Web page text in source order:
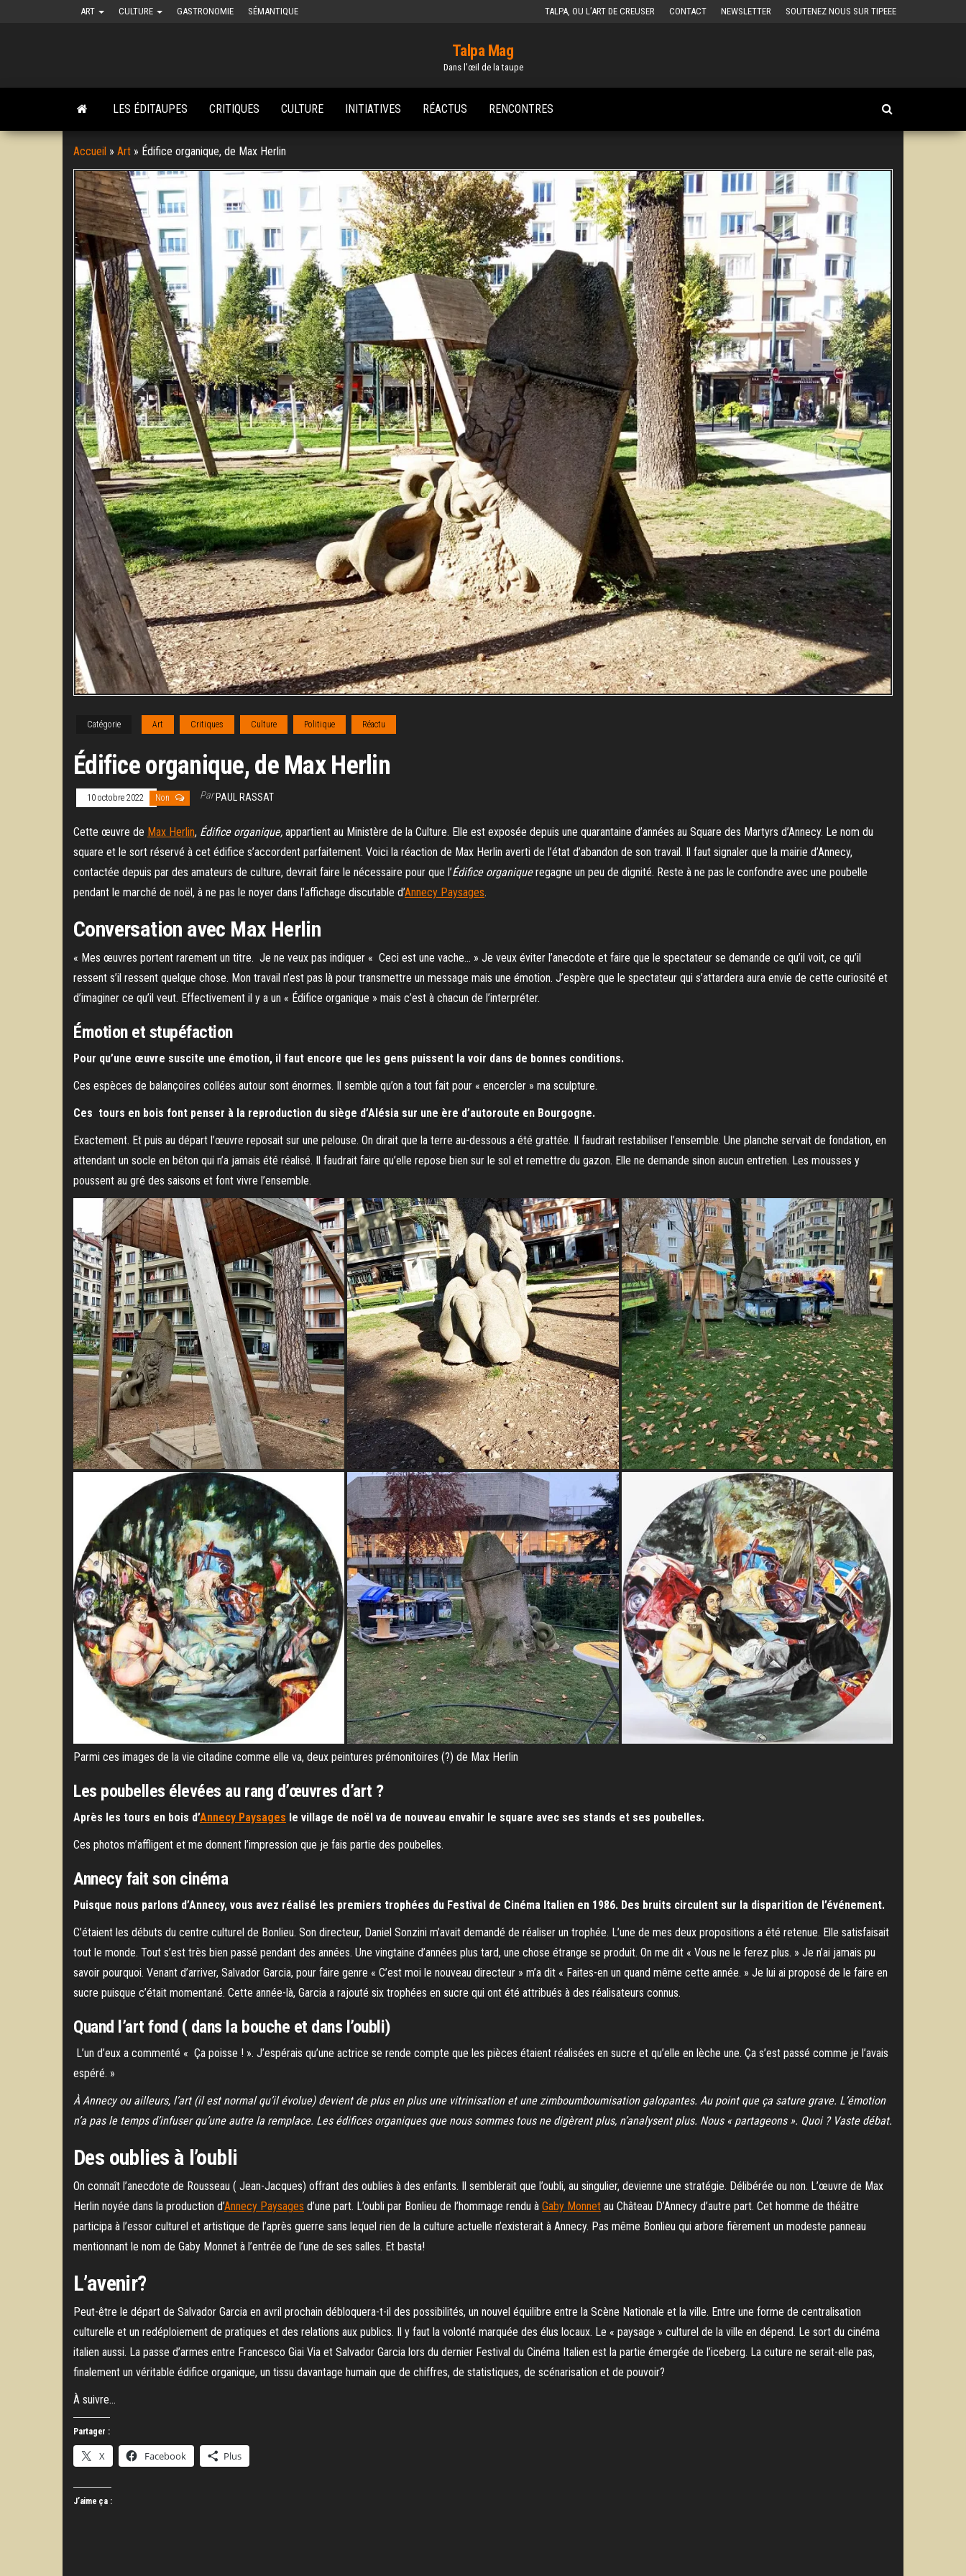
ART CULTURE GASTRONOMIE SÉMANTIQUE TALPA, OU L’ART DE CREUSER CONTACT NEWSLETTER SOUTENEZ NOUS SUR TIPEEE
Talpa Mag
Dans l'œil de la taupe
LES ÉDITAUPES CRITIQUES CULTURE INITIATIVES RÉACTUS RENCONTRES
Accueil » Art » Édifice organique, de Max Herlin
Catégorie Art Critiques Culture Politique Réactu
Édifice organique, de Max Herlin
10 octobre 2022 Non ParPAUL RASSAT
Cette œuvre de Max Herlin, Édifice organique, appartient au Ministère de la Culture. Elle est exposée depuis une quarantaine d’années au Square des Martyrs d’Annecy. Le nom du
square et le sort réservé à cet édifice s’accordent parfaitement. Voici la réaction de Max Herlin averti de l’état d’abandon de son travail. Il faut signaler que la mairie d’Annecy,
contactée depuis par des amateurs de culture, devrait faire le nécessaire pour que l’Édifice organiqueregagne un peu de dignité. Reste à ne pas le confondre avec une poubelle
pendant le marché de noël, à ne pas le noyer dans l’affichage discutable d’Annecy Paysages.
Conversation avec Max Herlin
« Mes œuvres portent rarement un titre. Je ne veux pas indiquer « Ceci est une vache… » Je veux éviter l’anecdote et faire que le spectateur se demande ce qu’il voit, ce qu’il
ressent s’il ressent quelque chose. Mon travail n’est pas là pour transmettre un message mais une émotion. J’espère que le spectateur qui s’attardera aura envie de cette curiosité et
d’imaginer ce qu’il veut. Effectivement il y a un « Édifice organique » mais c’est à chacun de l’interpréter.
Émotion et stupéfaction
Pour qu’une œuvre suscite une émotion, il faut encore que les gens puissent la voir dans de bonnes conditions.
Ces espèces de balançoires collées autour sont énormes. Il semble qu’on a tout fait pour « encercler » ma sculpture.
Ces tours en bois font penser à la reproduction du siège d’Alésia sur une ère d’autoroute en Bourgogne.
Exactement. Et puis au départ l’œuvre reposait sur une pelouse. On dirait que la terre au-dessous a été grattée. Il faudrait restabiliser l’ensemble. Une planche servait de fondation, en
attendant un socle en béton qui n’a jamais été réalisé. Il faudrait faire qu’elle repose bien sur le sol et remettre du gazon. Elle ne demande sinon aucun entretien. Les mousses y
poussent au gré des saisons et font vivre l’ensemble.
Parmi ces images de la vie citadine comme elle va, deux peintures prémonitoires (?) de Max Herlin
Les poubelles élevées au rang d’œuvres d’art ?
Après les tours en bois d’Annecy Paysages le village de noël va de nouveau envahir le square avec ses stands et ses poubelles.
Ces photos m’affligent et me donnent l’impression que je fais partie des poubelles.
Annecy fait son cinéma
Puisque nous parlons d’Annecy, vous avez réalisé les premiers trophées du Festival de Cinéma Italien en 1986. Des bruits circulent sur la disparition de l’événement.
C’étaient les débuts du centre culturel de Bonlieu. Son directeur, Daniel Sonzini m’avait demandé de réaliser un trophée. L’une de mes deux propositions a été retenue. Elle satisfaisait
tout le monde. Tout s’est très bien passé pendant des années. Une vingtaine d’années plus tard, une chose étrange se produit. On me dit « Vous ne le ferez plus. » Je n’ai jamais pu
savoir pourquoi. Venant d’arriver, Salvador Garcia, pour faire genre « C’est moi le nouveau directeur » m’a dit « Faites-en un quand même cette année. » Je lui ai proposé de le faire en
sucre puisque c’était momentané. Cette année-là, Garcia a rajouté six trophées en sucre qui ont été attribués à des réalisateurs connus.
Quand l’art fond ( dans la bouche et dans l’oubli)
L’un d’eux a commenté « Ça poisse ! ». J’espérais qu’une actrice se rende compte que les pièces étaient réalisées en sucre et qu’elle en lèche une. Ça s’est passé comme je l’avais
espéré. »
À Annecy ou ailleurs, l’art (il est normal qu’il évolue) devient de plus en plus une vitrinisation et une zimboumboumisation galopantes. Au point que ça sature grave. L’émotion
n’a pas le temps d’infuser qu’une autre la remplace. Les édifices organiques que nous sommes tous ne digèrent plus, n’analysent plus. Nous « partageons ». Quoi ? Vaste débat.
Des oublies à l’oubli
On connaît l’anecdote de Rousseau ( Jean-Jacques) offrant des oublies à des enfants. Il semblerait que l’oubli, au singulier, devienne une stratégie. Délibérée ou non. L’œuvre de Max
Herlin noyée dans la production d’Annecy Paysages d’une part. L’oubli par Bonlieu de l’hommage rendu à Gaby Monnet au Château D’Annecy d’autre part. Cet homme de théâtre
participa à l’essor culturel et artistique de l’après guerre sans lequel rien de la culture actuelle n’existerait à Annecy. Pas même Bonlieu qui arbore fièrement un modeste panneau
mentionnant le nom de Gaby Monnet à l’entrée de l’une de ses salles. Et basta!
L’avenir?
Peut-être le départ de Salvador Garcia en avril prochain débloquera-t-il des possibilités, un nouvel équilibre entre la Scène Nationale et la ville. Entre une forme de centralisation
culturelle et un redéploiement de pratiques et des relations aux publics. Il y faut la volonté marquée des élus locaux. Le « paysage » culturel de la ville en dépend. Le sort du cinéma
italien aussi. La passe d’armes entre Francesco Giai Via et Salvador Garcia lors du dernier Festival du Cinéma Italien est la partie émergée de l’iceberg. La cuture ne serait-elle pas,
finalement un véritable édifice organique, un tissu davantage humain que de chiffres, de statistiques, de scénarisation et de pouvoir?
À suivre…
Partager :
X Facebook Plus
J’aime ça :